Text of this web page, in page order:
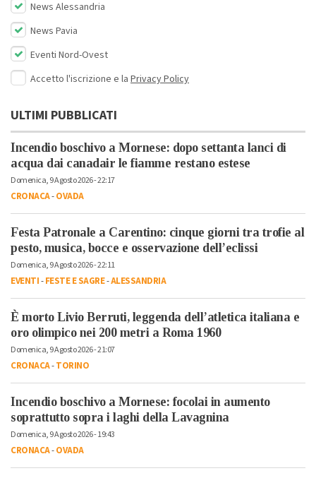
News Alessandria
News Pavia
Eventi Nord-Ovest
Accetto l'iscrizione e la Privacy Policy
ULTIMI PUBBLICATI
Incendio boschivo a Mornese: dopo settanta lanci di
acqua dai canadair le fiamme restano estese
Domenica, 9 Agosto 2026 - 22:17
CRONACA-OVADA
Festa Patronale a Carentino: cinque giorni tra trofie al
pesto, musica, bocce e osservazione dell’eclissi
Domenica, 9 Agosto 2026 - 22:11
EVENTI-FESTE E SAGRE-ALESSANDRIA
È morto Livio Berruti, leggenda dell’atletica italiana e
oro olimpico nei 200 metri a Roma 1960
Domenica, 9 Agosto 2026 - 21:07
CRONACA-TORINO
Incendio boschivo a Mornese: focolai in aumento
soprattutto sopra i laghi della Lavagnina
Domenica, 9 Agosto 2026 - 19:43
CRONACA-OVADA